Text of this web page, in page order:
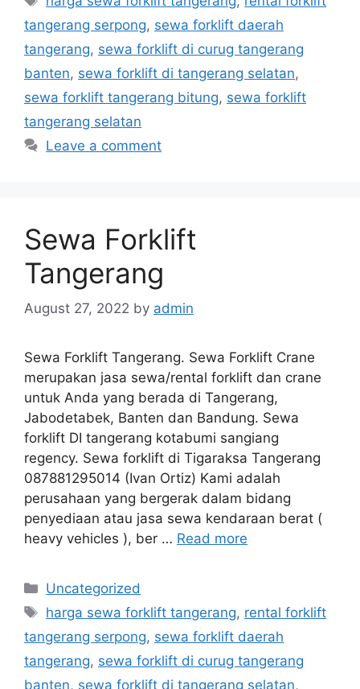
tangerang serpong, sewa forklift daerah
tangerang, sewa forklift di curug tangerang
banten, sewa forklift di tangerang selatan,
sewa forklift tangerang bitung, sewa forklift
tangerang selatan
Leave a comment
Sewa Forklift
Tangerang
August 27, 2022 by admin
Sewa Forklift Tangerang. Sewa Forklift Crane
merupakan jasa sewa/rental forklift dan crane
untuk Anda yang berada di Tangerang,
Jabodetabek, Banten dan Bandung. Sewa
forklift DI tangerang kotabumi sangiang
regency. Sewa forklift di Tigaraksa Tangerang
087881295014 (Ivan Ortiz) Kami adalah
perusahaan yang bergerak dalam bidang
penyediaan atau jasa sewa kendaraan berat (
heavy vehicles ), ber … Read more
Categories
Uncategorized
Tags
harga sewa forklift tangerang, rental forklift
tangerang serpong, sewa forklift daerah
tangerang, sewa forklift di curug tangerang
banten, sewa forklift di tangerang selatan,